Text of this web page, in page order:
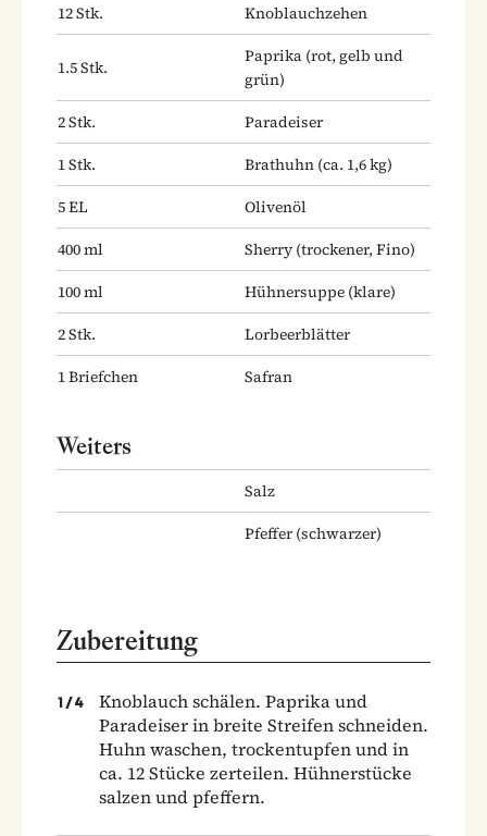
12Stk. Knoblauchzehen
1.5Stk.
Paprika (rot, gelb und
grün)
2Stk.
Paradeiser
1Stk. Brathuhn (ca. 1,6 kg)
5EL
Olivenöl
400ml Sherry (trockener, Fino)
100ml Hühnersuppe (klare)
2Stk.
Lorbeerblätter
1Briefchen Safran
Weiters
Salz
Pfeffer (schwarzer)
Zubereitung
1 /4
Knoblauch schälen. Paprika und
Paradeiser in breite Streifen schneiden.
Huhn waschen, trockentupfen und in
ca. 12 Stücke zerteilen. Hühnerstücke
salzen und pfeffern.